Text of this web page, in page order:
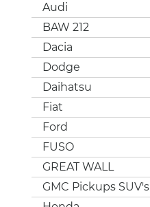
Audi
BAW 212
Dacia
Dodge
Daihatsu
Fiat
Ford
FUSO
GREAT WALL
GMC Pickups SUV's